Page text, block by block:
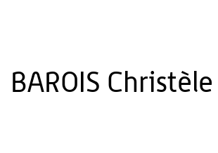
BAROIS Christèle